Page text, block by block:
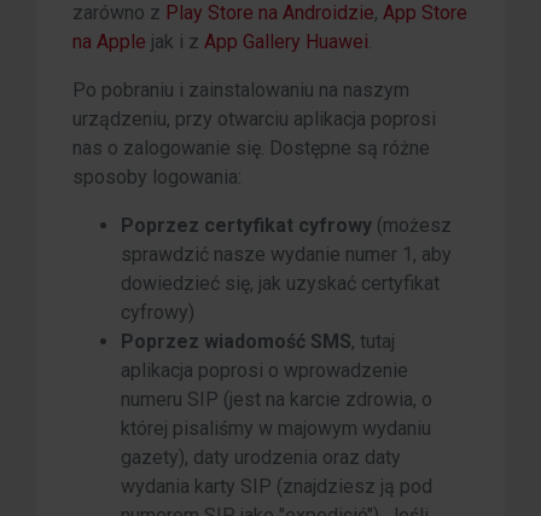
zarówno z Play Store na Androidzie, App Store
na Apple jak i z App Gallery Huawei.
Po pobraniu i zainstalowaniu na naszym
urządzeniu, przy otwarciu aplikacja poprosi
nas o zalogowanie się. Dostępne są różne
sposoby logowania:
Poprzez certyfikat cyfrowy (możesz
sprawdzić nasze wydanie numer 1, aby
dowiedzieć się, jak uzyskać certyfikat
cyfrowy)
Poprzez wiadomość SMS, tutaj
aplikacja poprosi o wprowadzenie
numeru SIP (jest na karcie zdrowia, o
której pisaliśmy w majowym wydaniu
gazety), daty urodzenia oraz daty
wydania karty SIP (znajdziesz ją pod